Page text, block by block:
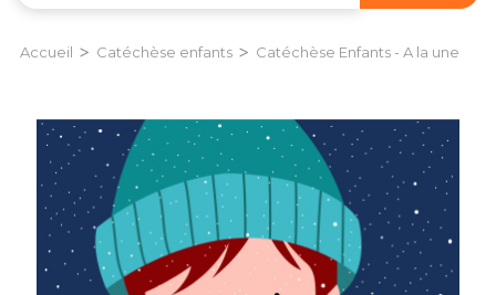
Accueil > Catéchèse enfants > Catéchèse Enfants - A la une